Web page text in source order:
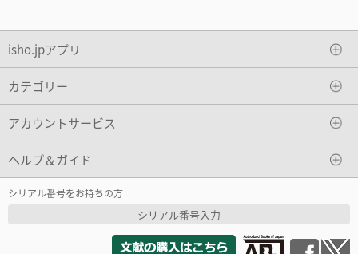
isho.jpアプリ
カテゴリー
アカウントサービス
ヘルプ＆ガイド
シリアル番号をお持ちの方
シリアル番号入力